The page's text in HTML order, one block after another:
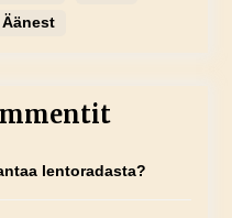
Äänest
lentoradasta?